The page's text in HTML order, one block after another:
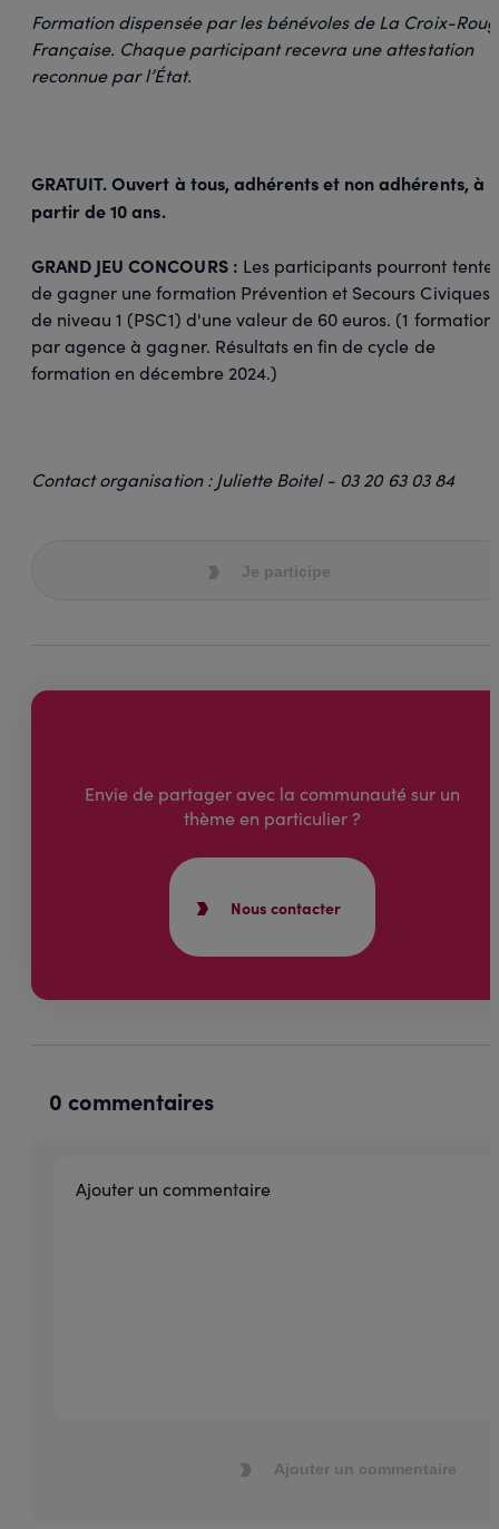
Formation dispensée par les bénévoles de La Croix-
Française. Chaque participant recevra une attestation
reconnue par l’État.
GRATUIT. Ouvert à tous, adhérents et non adhérents, à
partir de 10 ans.
GRAND JEU CONCOURS : Les participants pourront tenter
de gagner une formation Prévention et Secours Civiques
de niveau 1 (PSC1) d'une valeur de 60 euros. (1 formation
par agence à gagner. Résultats en fin de cycle de
formation en décembre 2024.)
Contact organisation : Juliette Boitel - 03 20 63 03 84
Je participe
0 commentaires
Ajouter un commentaire
Envie de partager avec la communauté sur un
thème en particulier ?
Nous contacter